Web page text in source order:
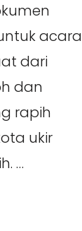
acara
dari
dan
rapih
ukir
…